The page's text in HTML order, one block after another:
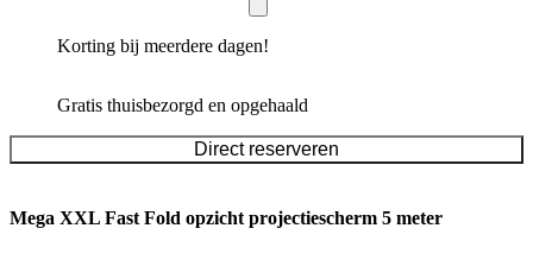
Korting bij meerdere dagen!
Gratis thuisbezorgd en opgehaald
Direct reserveren
Mega XXL Fast Fold opzicht projectiescherm 5 meter